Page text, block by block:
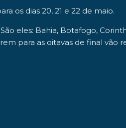
os dias 20, 21 e 22 de maio.
eles: Bahia, Botafogo,
para as oitavas de final vão